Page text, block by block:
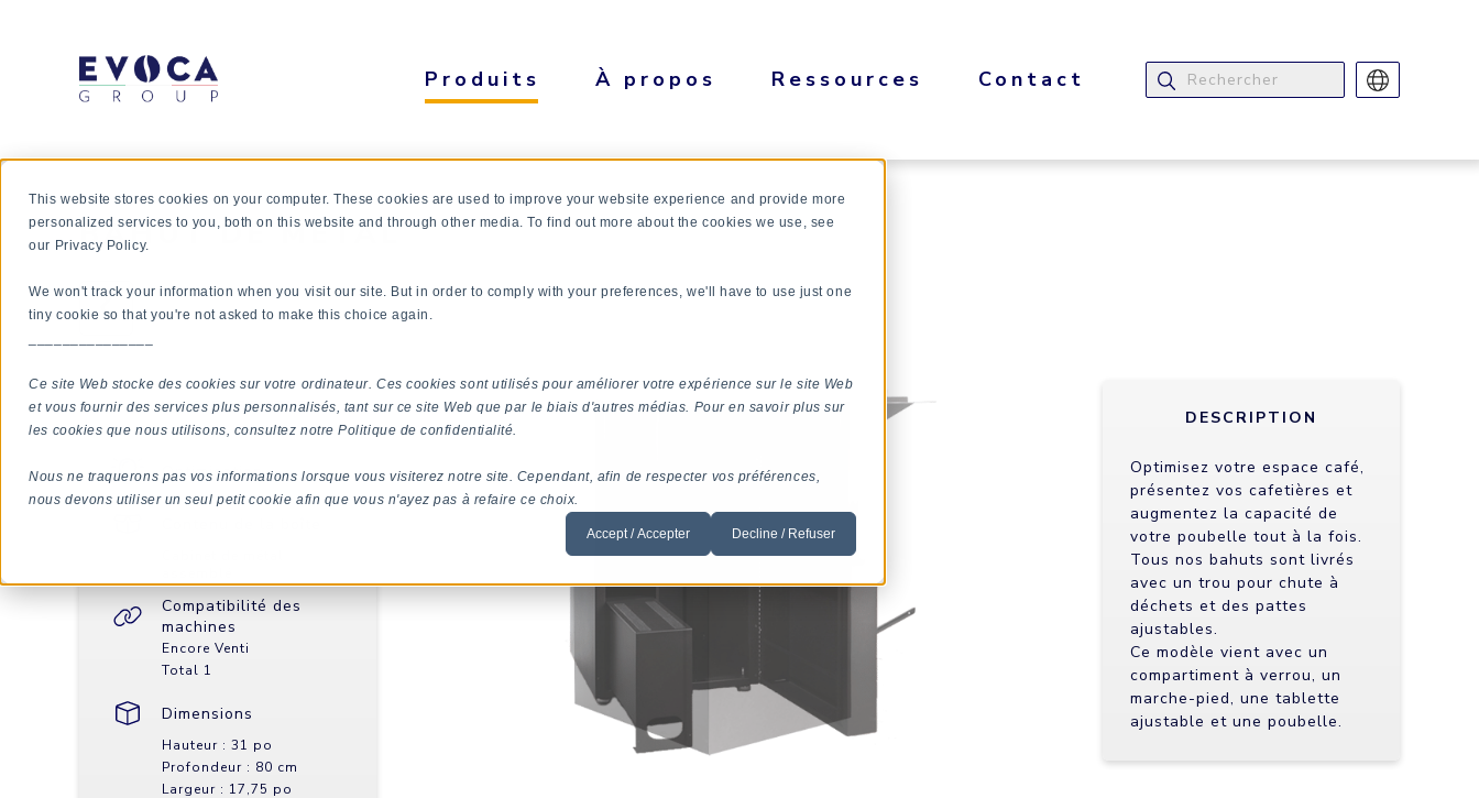
This website stores cookies on your computer. These cookies are used to improve your website experience and provide more
personalized services to you, both on this website and through other media. To find out more about the cookies we use, see
our Privacy Policy.
We won't track your information when you visit our site. But in order to comply with your preferences, we'll have to use just one
tiny cookie so that you're not asked to make this choice again.
Ce site Web stocke des cookies sur votre ordinateur. Ces cookies sont utilisés pour améliorer votre expérience sur le site Web
et vous fournir des services plus personnalisés, tant sur ce site Web que par le biais d'autres médias. Pour en savoir plus sur
les cookies que nous utilisons, consultez notre Politique de confidentialité.
Nous ne traquerons pas vos informations lorsque vous visiterez notre site. Cependant, afin de respecter vos préférences,
nous devons utiliser un seul petit cookie afin que vous n'ayez pas à refaire ce choix.
Accept / Accepter Decline / Refuser
Produits À propos Ressources Contact
BAHUT DE MÉTAL
VUE D'ENSEMBLE
Optimisation
Compatibilité des
machines
Encore Venti
Total 1
Dimensions
Hauteur : 31 po
Profondeur : 80 cm
Largeur : 17,75 po
DESCRIPTION
Optimisez votre espace café,
présentez vos cafetières et
augmentez la capacité de
votre poubelle tout à la fois.
Tous nos bahuts sont livrés
avec un trou pour chute à
déchets et des pattes
ajustables.
Ce modèle vient avec un
compartiment à verrou, un
marche-pied, une tablette
ajustable et une poubelle.